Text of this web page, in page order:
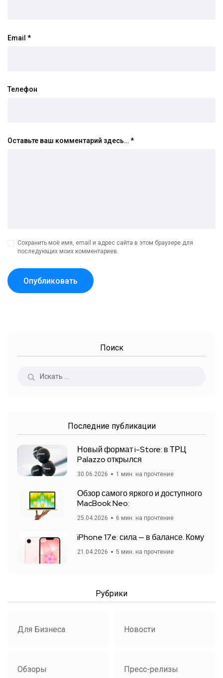
Email *
Телефон
Оставьте ваш комментарий здесь…*
Сохранить моё имя, email и адрес сайта в этом браузере для
последующих моих комментариев.
Поиск
Последние публикации
Новый формат i-Store: в ТРЦ
Palazzo открылся
30.06.2026 1 мин. на прочтение
Обзор самого яркого и доступного
MacBook Neo:
25.04.2026 6 мин. на прочтение
iPhone 17e: сила — в балансе. Кому
21.04.2026 5 мин. на прочтение
Рубрики
Для Бизнеса Новости
Обзоры Пресс-релизы